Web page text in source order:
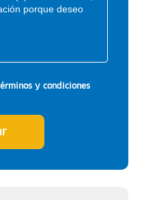
y condiciones